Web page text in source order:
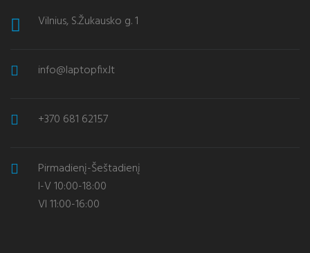
Vilnius, S.Žukausko g. 1
info@laptopfix.lt
+370 681 62157
Pirmadienį-Šeštadienį
I-V 10:00-18:00
VI 11:00-16:00